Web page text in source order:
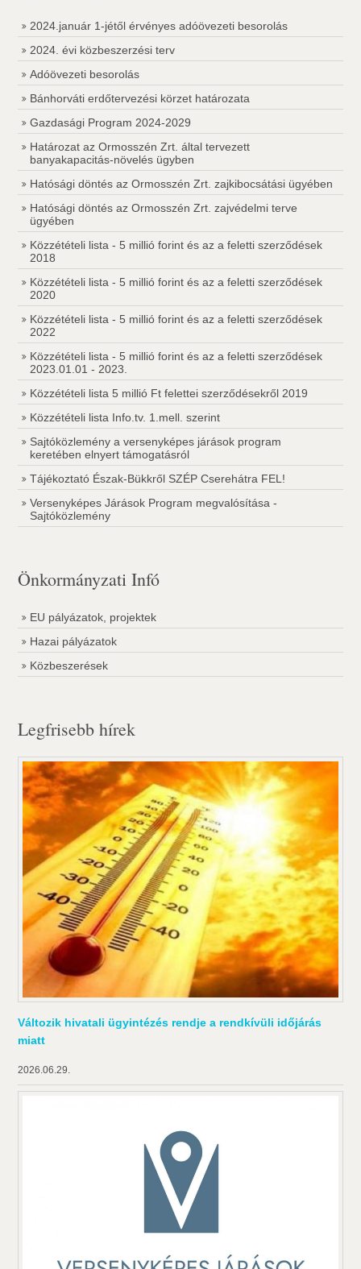
2024.január 1-jétől érvényes adóövezeti besorolás
2024. évi közbeszerzési terv
Adóövezeti besorolás
Bánhorváti erdőtervezési körzet határozata
Gazdasági Program 2024-2029
Határozat az Ormosszén Zrt. által tervezett
banyakapacitás-növelés ügyben
Hatósági döntés az Ormosszén Zrt. zajkibocsátási ügyében
Hatósági döntés az Ormosszén Zrt. zajvédelmi terve
ügyében
Közzétételi lista - 5 millió forint és az a feletti szerződések
2018
Közzétételi lista - 5 millió forint és az a feletti szerződések
2020
Közzétételi lista - 5 millió forint és az a feletti szerződések
2022
Közzétételi lista - 5 millió forint és az a feletti szerződések
2023.01.01 - 2023.
Közzétételi lista 5 millió Ft felettei szerződésekről 2019
Közzétételi lista Info.tv. 1.mell. szerint
Sajtóközlemény a versenyképes járások program
keretében elnyert támogatásról
Tájékoztató Észak-Bükkről SZÉP Cserehátra FEL!
Versenyképes Járások Program megvalósítása -
Sajtóközlemény
Önkormányzati Infó
EU pályázatok, projektek
Hazai pályázatok
Közbeszerések
Legfrisebb hírek
Változik hivatali ügyintézés rendje a rendkívüli időjárás
miatt
2026.06.29.